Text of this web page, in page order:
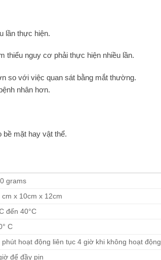
lần thực hiện.
thiểu nguy cơ phải thực hiện nhiều lần.
so với việc quan sát bằng mắt thường.
nhân hơn.
bề mặt hay vật thể.
grams
cm x 10cm x 12cm
đến 40°C
C
phút hoạt động liên tục 4 giờ khi không hoạt động
để đầy pin